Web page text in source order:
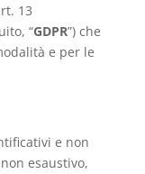
13
“GDPR”) che
e per le
e non
esaustivo,